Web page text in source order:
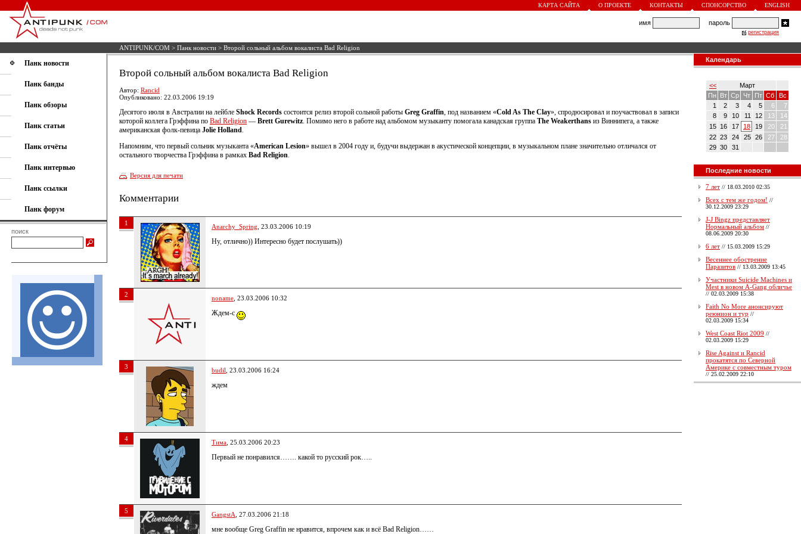
КАРТА САЙТА О ПРОЕКТЕ КОНТАКТЫ СПОНСОРСТВО ENGLISH
имя пароль
регистрация
ANTIPUNK/COM > Панк новости > Второй сольный альбом вокалиста Bad Religion
Панк новости
Панк банды
Панк обзоры
Панк статьи
Панк отчёты
Панк интервью
Панк ссылки
Панк форум
поиск
Второй сольный альбом вокалиста Bad Religion
Автор: Rancid
Опубликовано: 22.03.2006 19:19
Десятого июля в Австралии на лейбле Shock Records состоится релиз второй сольной работы Greg Graffin, под названием «Cold As The Clay», спродюсировал и поучаствовал в записи
которой коллега Грэффина по Bad Religion — Brett Gurewitz. Помимо него в работе над альбомом музыканту помогала канадская группа The Weakerthans из Виннипега, а также
американская фолк-певица Jolie Holland.
Напомним, что первый сольник музыканта «American Lesion» вышел в 2004 году и, будучи выдержан в акустической концепции, в музыкальном плане значительно отличался от
остального творчества Грэффина в рамках Bad Religion.
Версия для печати
Комментарии
1 Anarchy_Spring , 23.03.2006 10:19
Ну, отлично)) Интересно будет послушать))
2 noname , 23.03.2006 10:32
Ждем-с
3 budil , 23.03.2006 16:24
ждем
4 Тима , 25.03.2006 20:23
Первый не понравился……. какой то русский рок…..
5 GangstA , 27.03.2006 21:18
мне вообще Greg Graffin не нравится, впрочем как и всё Вad Religion……
Календарь
<<
Март
Пн
Вт Ср Чт Пт Сб
Вс
1
2 3 4 5 6
7
8
9 10 11 12 13
14
15 16 17 18 19 20
21
22 23 24 25 26 27
28
29 30 31
Последние новости
7 лет // 18.03.2010 02:35
Всех с тем же годом! //
30.12.2009 23:29
J-J Bingz представляет
Нормальный альбом //
08.06.2009 20:30
6 лет // 15.03.2009 15:29
Весеннее обострение
Паразитов // 13.03.2009 13:45
Участники Suicide Machines и
Mest в новом A-Gang обличье
// 02.03.2009 15:38
Faith No More анонсируют
реюнион и тур //
02.03.2009 15:34
West Coast Riot 2009 //
02.03.2009 15:29
Rise Against и Rancid
прокатятся по Северной
Америке с совместным туром
// 25.02.2009 22:10